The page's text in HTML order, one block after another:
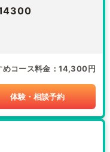
めコース料金 14,300円
体験・相談予約